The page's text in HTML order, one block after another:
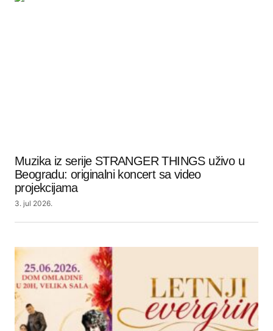
Muzika iz serije STRANGER THINGS uživo u
Beogradu: originalni koncert sa video
projekcijama
3. jul 2026.